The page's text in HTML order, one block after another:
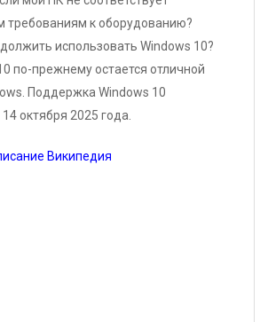
к оборудованию?
использовать Windows 10?
по-прежнему остается отличной
Поддержка Windows 10
октября 2025 года.
Википедия